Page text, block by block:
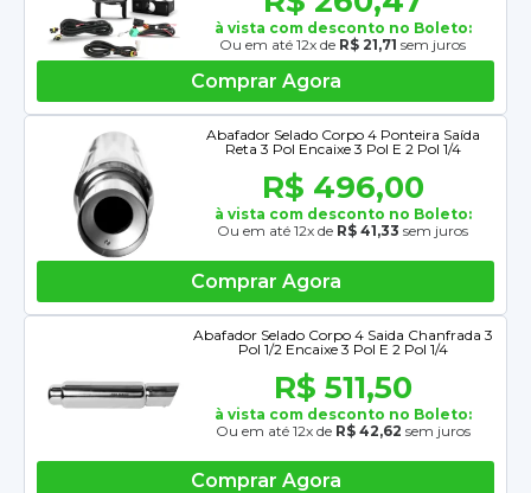
à vista com desconto no Boleto:
Ou em até 12x de R$ 21,71 sem juros
Comprar Agora
Abafador Selado Corpo 4 Ponteira Saída
Reta 3 Pol Encaixe 3 Pol E 2 Pol 1/4
R$ 496,00
à vista com desconto no Boleto:
Ou em até 12x de R$ 41,33 sem juros
Comprar Agora
Abafador Selado Corpo 4 Saida Chanfrada 3
Pol 1/2 Encaixe 3 Pol E 2 Pol 1/4
R$ 511,50
à vista com desconto no Boleto:
Ou em até 12x de R$ 42,62 sem juros
Comprar Agora